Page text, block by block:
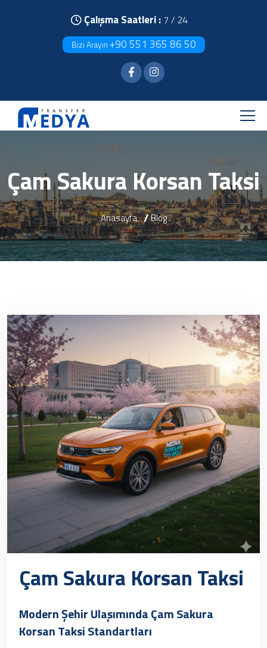
Çalışma Saatleri : 7 / 24
Bizi Arayın +90 551 365 86 50
Çam Sakura Korsan Taksi
Anasayfa Blog
Çam Sakura Korsan Taksi
Modern Şehir Ulaşımında Çam Sakura
Korsan Taksi Standartları